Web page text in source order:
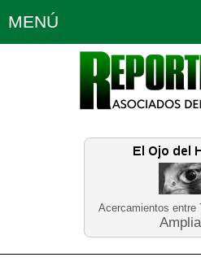
Acercamientos entre
MENÚ
Política Opinión
Planeta Tierra
Educación